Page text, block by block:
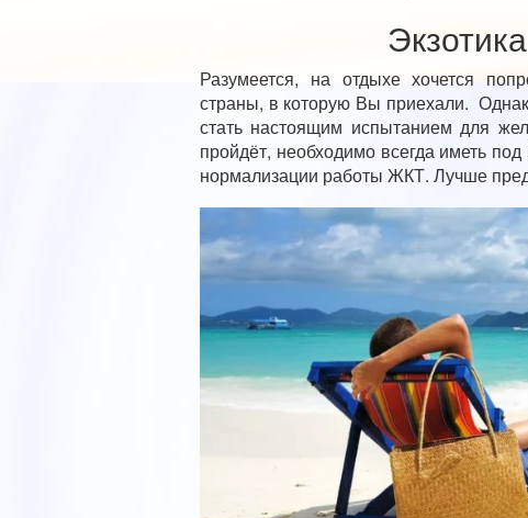
Разумеется, на отдыхе хочется
страны, в которую Вы приехали.
стать настоящим испытанием для
пройдёт, необходимо всегда иметь
нормализации работы ЖКТ. Лучше